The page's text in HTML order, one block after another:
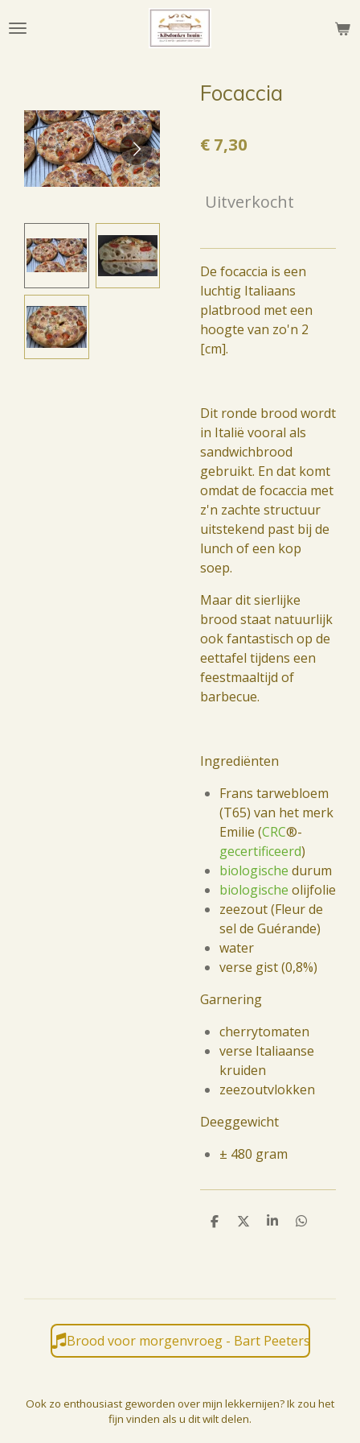
direct
Focaccia
€ 7,30
Uitverkocht
De focaccia is een
luchtig Italiaans
platbrood met een
hoogte van zo'n 2
[cm].
Dit ronde brood wordt
in Italië vooral als
sandwichbrood
gebruikt. En dat komt
omdat de focaccia met
z'n zachte structuur
uitstekend past bij de
lunch of een kop
soep.
Maar dit sierlijke
brood staat natuurlijk
ook fantastisch op de
eettafel tijdens een
feestmaaltijd of
barbecue.
Ingrediënten
Frans tarwebloem
(T65) van het merk
Emilie (CRC®-
gecertificeerd)
biologische durum
biologische olijfolie
zeezout (Fleur de
sel de Guérande)
water
verse gist (0,8%)
Garnering
cherrytomaten
verse Italiaanse
kruiden
zeezoutvlokken
Deeggewicht
± 480 gram
D
D
S
D
Brood voor morgenvroeg - Bart Peeters
Ook zo enthousiast geworden over mijn lekkernijen? Ik zou het
fijn vinden als u dit wilt delen.